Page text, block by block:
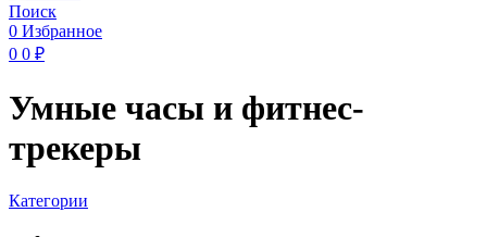
Поиск
0 Избранное
0 0 ₽
Умные часы и фитнес-
трекеры
Категории